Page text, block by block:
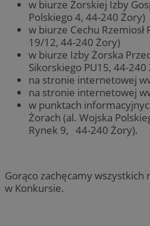
w biurze Żorskiej Izby
Polskiego 4, 44-240 Żory)
w biurze Cechu Rzemiosł
19/12, 44-240 Żory)
w biurze Izby Żorska
Sikorskiego PU15, 44-240
na stronie internetowej
na stronie internetowej
w punktach
Żorach (al. Wojska
Rynek 9, 44-240 Żory).
Gorąco zachęcamy wszystkich
w Konkursie.